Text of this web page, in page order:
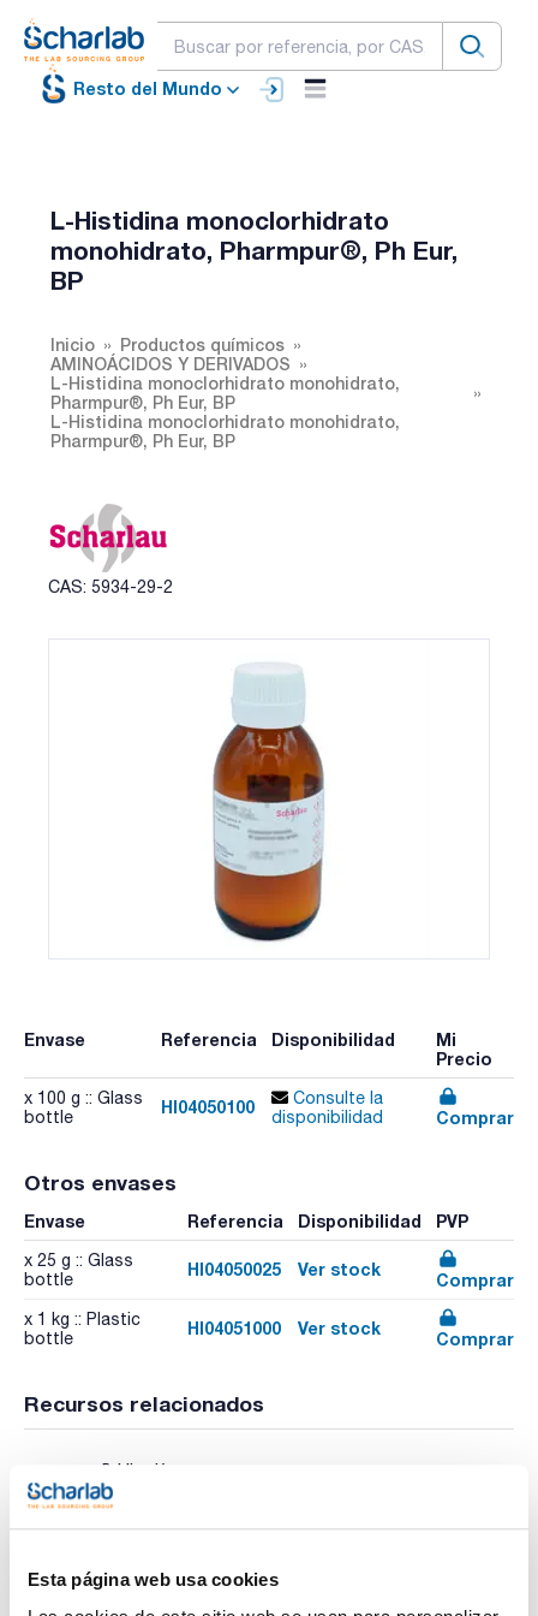
Esta página web usa cookies
Resto del Mundo
L-Histidina monoclorhidrato
monohidrato, Pharmpur®, Ph Eur,
BP
Inicio
Productos químicos
AMINOÁCIDOS Y DERIVADOS
L-Histidina monoclorhidrato monohidrato,
Pharmpur®, Ph Eur, BP
L-Histidina monoclorhidrato monohidrato,
Pharmpur®, Ph Eur, BP
CAS: 5934-29-2
Envase Referencia Disponibilidad
Mi
Precio
x 100 g :: Glass
bottle
HI04050100
Consulte la
disponibilidad
Comprar
Otros envases
Envase Referencia Disponibilidad PVP
x 25 g :: Glass
bottle
HI04050025 Ver stock
Comprar
x 1 kg :: Plastic
bottle
HI04051000 Ver stock
Comprar
Recursos relacionados
Publicación